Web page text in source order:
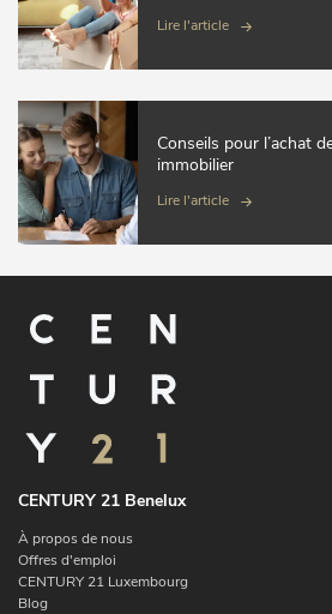
Lire l'article
Conseils pour l’achat
immobilier
Lire l'article
CENTURY 21 Benelux
À propos de nous
Offres d'emploi
CENTURY 21 Luxembourg
Blog